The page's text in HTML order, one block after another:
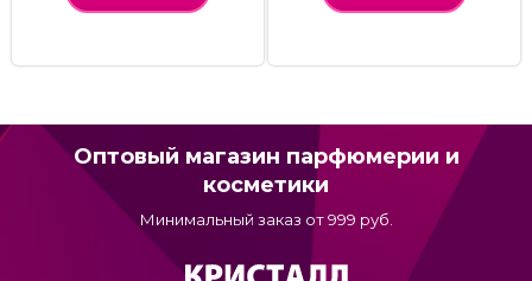
Оптовый магазин парфюмерии и
косметики
Минимальный заказ от 999 руб.